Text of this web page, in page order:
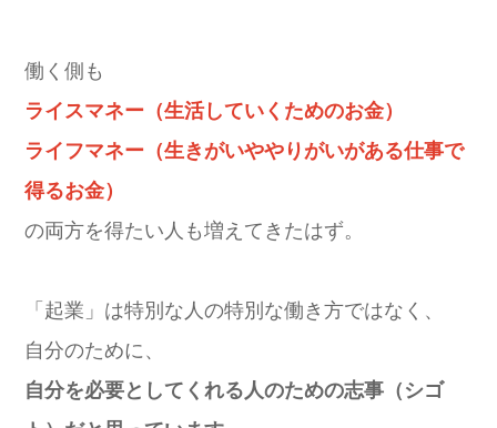
働く側も
ライスマネー（生活していくためのお金）
ライフマネー（生きがいややりがいがある仕事で
得るお金）
の両方を得たい人も増えてきたはず。
「起業」は特別な人の特別な働き方ではなく、
自分のために、
自分を必要としてくれる人のための志事（シゴ